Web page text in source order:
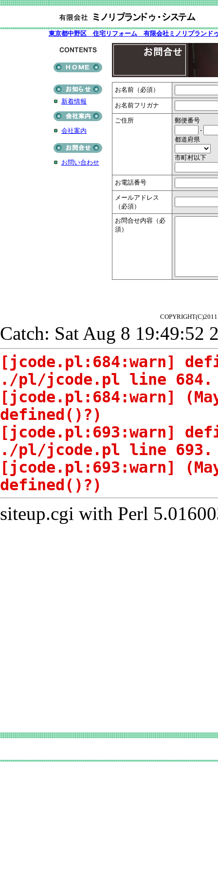
東京都中野区 住宅リフォーム 有限会社ミノリプランド
新着情報
会社案内
お問い合わせ
お名前（必須）
お名前フリガナ
ご住所
郵便番号
-
都道府県
市町村以下
お電話番号
メールアドレス
（必須）
お問合せ内容（必
須）
Catch: Sat Aug 8 19:49:52
[jcode.pl:684:warn]
./pl/jcode.pl line 684.
[jcode.pl:684:warn]
defined()?)
[jcode.pl:693:warn]
./pl/jcode.pl line 693.
[jcode.pl:693:warn]
defined()?)
siteup.cgi with Perl